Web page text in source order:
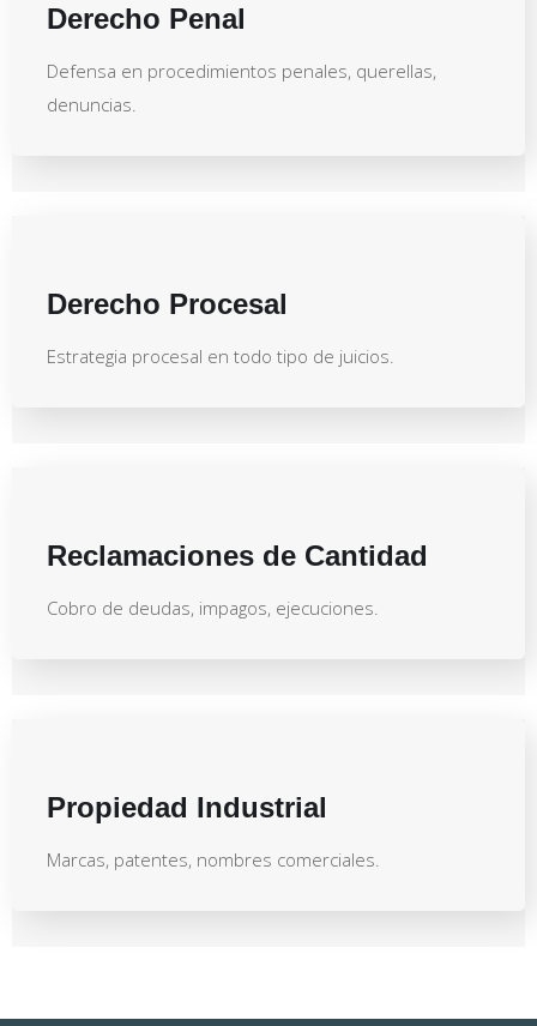
Derecho Penal
Defensa en procedimientos penales, querellas,
denuncias.
Derecho Procesal
Estrategia procesal en todo tipo de juicios.
Reclamaciones de Cantidad
Cobro de deudas, impagos, ejecuciones.
Propiedad Industrial
Marcas, patentes, nombres comerciales.